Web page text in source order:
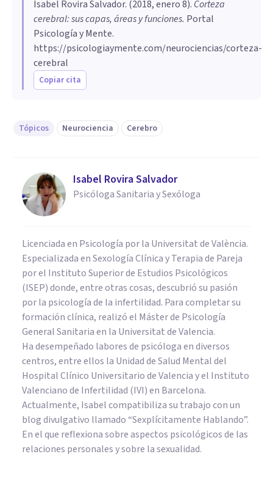
Isabel Rovira Salvador. (2018, enero 8). Corteza
cerebral: sus capas, áreas y funciones. Portal
Psicología y Mente.
https://psicologiaymente.com/neurociencias/corteza-
cerebral
Copiar cita
Tópicos Neurociencia Cerebro
Isabel Rovira Salvador
Psicóloga Sanitaria y Sexóloga
Licenciada en Psicología por la Universitat de València.
Especializada en Sexología Clínica y Terapia de Pareja
por el Instituto Superior de Estudios Psicológicos
(ISEP) donde, entre otras cosas, descubrió su pasión
por la psicología de la infertilidad. Para completar su
formación clínica, realizó el Máster de Psicología
General Sanitaria en la Universitat de Valencia.
Ha desempeñado labores de psicóloga en diversos
centros, entre ellos la Unidad de Salud Mental del
Hospital Clínico Universitario de Valencia y el Instituto
Valenciano de Infertilidad (IVI) en Barcelona.
Actualmente, Isabel compatibiliza su trabajo con un
blog divulgativo llamado “Sexplícitamente Hablando”.
En el que reflexiona sobre aspectos psicológicos de las
relaciones personales y sobre la sexualidad.